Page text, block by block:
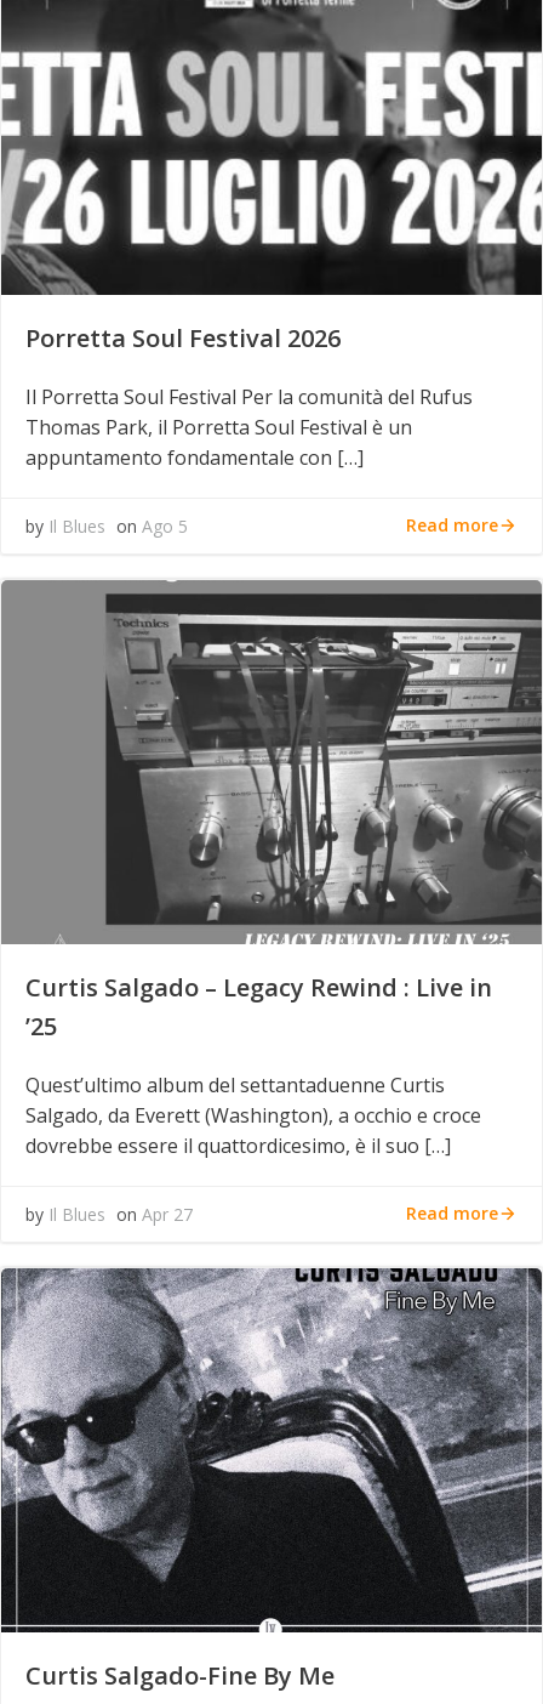
Porretta Soul Festival 2026
Il Porretta Soul Festival Per la comunità del Rufus
Thomas Park, il Porretta Soul Festival è un
appuntamento fondamentale con […]
by Il Blues on Ago 5 Read more
Curtis Salgado – Legacy Rewind : Live in
’25
Quest’ultimo album del settantaduenne Curtis
Salgado, da Everett (Washington), a occhio e croce
dovrebbe essere il quattordicesimo, è il suo […]
by Il Blues on Apr 27 Read more
Curtis Salgado-Fine By Me